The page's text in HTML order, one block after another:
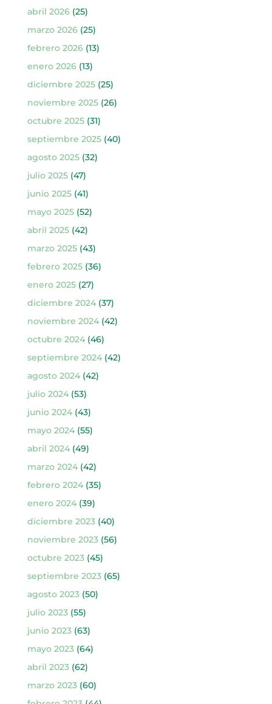
abril 2026(25)
marzo 2026(25)
febrero 2026(13)
enero 2026(13)
diciembre 2025(25)
noviembre 2025(26)
octubre 2025(31)
septiembre 2025(40)
agosto 2025(32)
julio 2025(47)
junio 2025(41)
mayo 2025(52)
abril 2025(42)
marzo 2025(43)
febrero 2025(36)
enero 2025(27)
diciembre 2024(37)
noviembre 2024(42)
octubre 2024(46)
septiembre 2024(42)
agosto 2024(42)
julio 2024(53)
junio 2024(43)
mayo 2024(55)
abril 2024(49)
marzo 2024(42)
febrero 2024(35)
enero 2024(39)
diciembre 2023(40)
noviembre 2023(56)
octubre 2023(45)
septiembre 2023(65)
agosto 2023(50)
julio 2023(55)
junio 2023(63)
mayo 2023(64)
abril 2023(62)
marzo 2023(60)